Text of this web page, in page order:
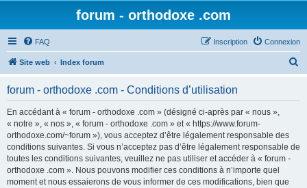
forum - orthodoxe .com
FAQ Connexion
Inscription
Site web Index forum
forum - orthodoxe .com - Conditions d’utilisation
En accédant à « forum - orthodoxe .com » (désigné ci-après par « nous »,
« notre », « nos », « forum - orthodoxe .com » et « https://www.forum-
orthodoxe.com/~forum »), vous acceptez d’être légalement responsable des
conditions suivantes. Si vous n’acceptez pas d’être légalement responsable de
toutes les conditions suivantes, veuillez ne pas utiliser et accéder à « forum -
orthodoxe .com ». Nous pouvons modifier ces conditions à n’importe quel
moment et nous essaierons de vous informer de ces modifications, bien que